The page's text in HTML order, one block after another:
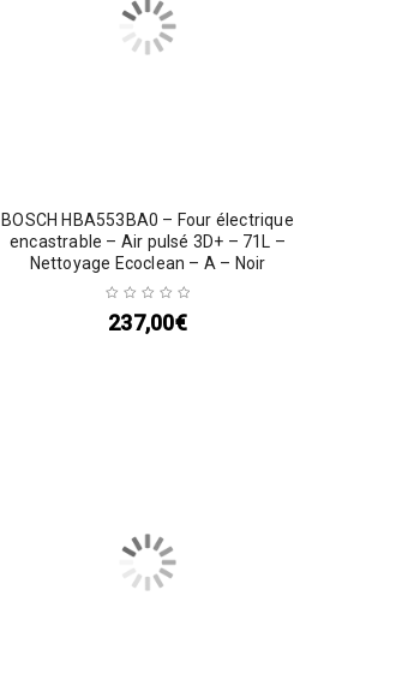
BOSCH HBA553BA0 – Four électrique
encastrable – Air pulsé 3D+ – 71L –
Nettoyage Ecoclean – A – Noir
237,00€